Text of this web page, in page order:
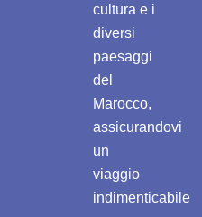
cultura e i
diversi
paesaggi
del
Marocco,
assicurandovi
un
viaggio
indimenticabile